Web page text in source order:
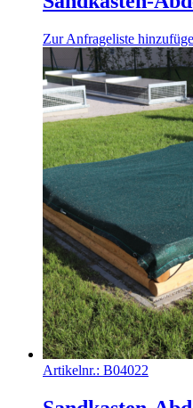
Zur Anfrageliste
Artikelnr.: B04022